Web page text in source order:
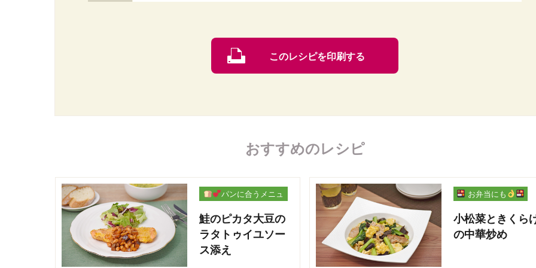
このレシピを印刷する
おすすめのレシピ
パンに合うメニュ
鮭のピカタ大豆の
ラタトゥイユソー
ス添え
お弁当にも
小松菜ときくら
の中華炒め